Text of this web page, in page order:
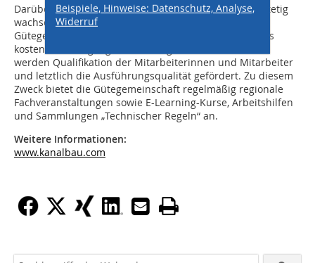
Darüber hinaus profitieren die Fachleute von einem stetig
wachsenden Qualifizierungs-Angebot der
Gütegemeinschaft. Durch einen einfachen und oftmals
kostenfreien Zugang zu Schulungen und Arbeitshilfen
werden Qualifikation der Mitarbeiterinnen und Mitarbeiter
und letztlich die Ausführungsqualität gefördert. Zu diesem
Zweck bietet die Gütegemeinschaft regelmäßig regionale
Fachveranstaltungen sowie E-Learning-Kurse, Arbeitshilfen
und Sammlungen „Technischer Regeln“ an.
Weitere Informationen:
www.kanalbau.com
Beispiele, Hinweise: Datenschutz, Analyse,
Widerruf